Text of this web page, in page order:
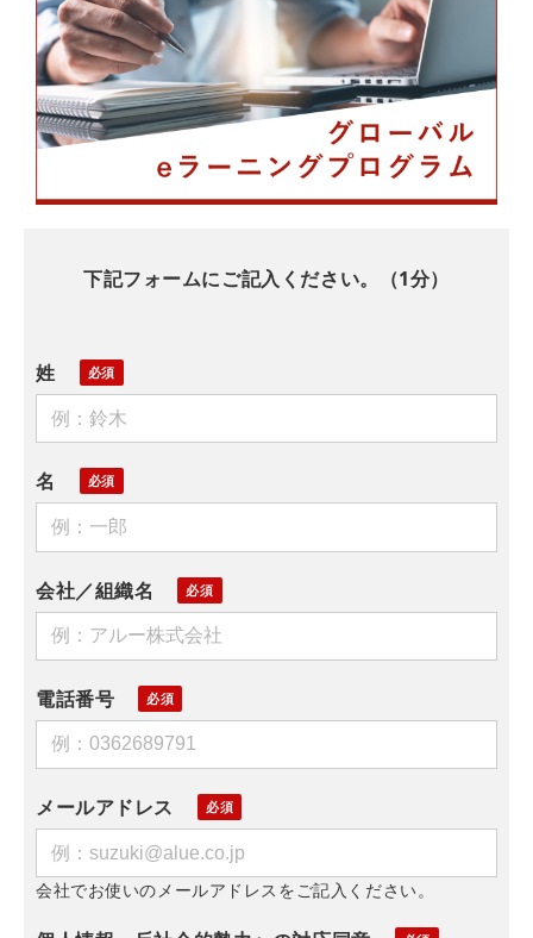
下記フォームにご記入ください。（1分）
姓
名
会社／組織名
電話番号
メールアドレス
会社でお使いのメールアドレスをご記入ください。